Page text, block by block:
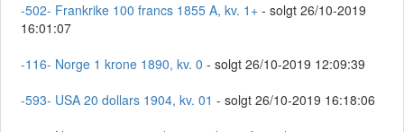
-502- Frankrike 100 francs 1855 A, kv. 1+ - solgt 26/10-2019
16:01:07
-116- Norge 1 krone 1890, kv. 0 - solgt 26/10-2019 12:09:39
-593- USA 20 dollars 1904, kv. 01 - solgt 26/10-2019 16:18:06